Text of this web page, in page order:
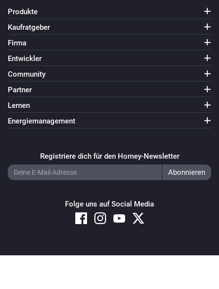
Produkte
Kaufratgeber
Firma
Entwickler
Community
Partner
Lernen
Energiemanagement
Registriere dich für den Homey-Newsletter
Folge uns auf Social Media